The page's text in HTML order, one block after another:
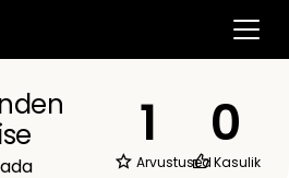
1
Arvustused
0
Kasulik